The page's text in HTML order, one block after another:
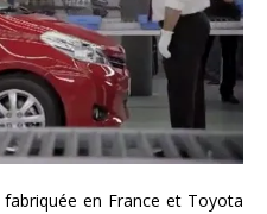
en France et Toyota